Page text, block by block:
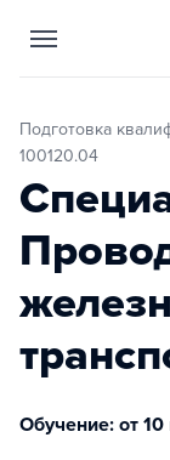
Подготовка квалифицированных рабочих, код направления
100120.04
Обучение: от